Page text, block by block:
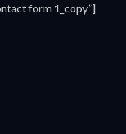
form 1_copy”]